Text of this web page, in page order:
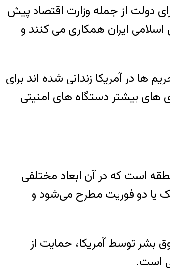
از جمله وزارت اقتصاد پیش
ایران همکاری می کنند و
ها در آمریکا زندانی شده اند برای
های بیشتر دستگاه های امنیتی
است که در آن ابعاد مختلفی
مجلس با یک یا دو فوریت مطرح می‌شود و
حقوق بشر توسط آمریکا، حمایت از
است.